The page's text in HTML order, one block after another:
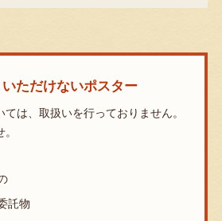
ただけないポスター
は、取扱いを行っておりません。
託物